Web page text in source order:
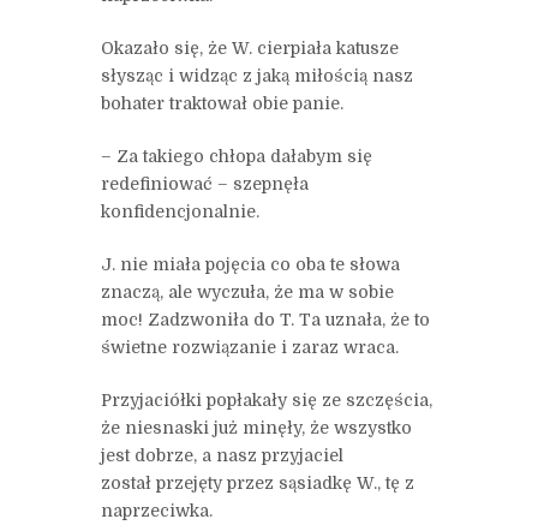
Okazało się, że W. cierpiała katusze
słysząc i widząc z jaką miłością nasz
bohater traktował obie panie.
– Za takiego chłopa dałabym się
redefiniować – szepnęła
konfidencjonalnie.
J. nie miała pojęcia co oba te słowa
znaczą, ale wyczuła, że ma w sobie
moc! Zadzwoniła do T. Ta uznała, że to
świetne rozwiązanie i zaraz wraca.
Przyjaciółki popłakały się ze szczęścia,
że niesnaski już minęły, że wszystko
jest dobrze, a nasz przyjaciel
został przejęty przez sąsiadkę W., tę z
naprzeciwka.